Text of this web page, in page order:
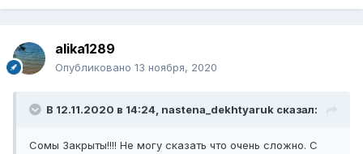
alika1289
Опубликовано 13 ноября, 2020
В 12.11.2020 в 14:24, nastena_dekhtyaruk сказал:
Сомы Закрыты!!!! Не могу сказать что очень сложно. С